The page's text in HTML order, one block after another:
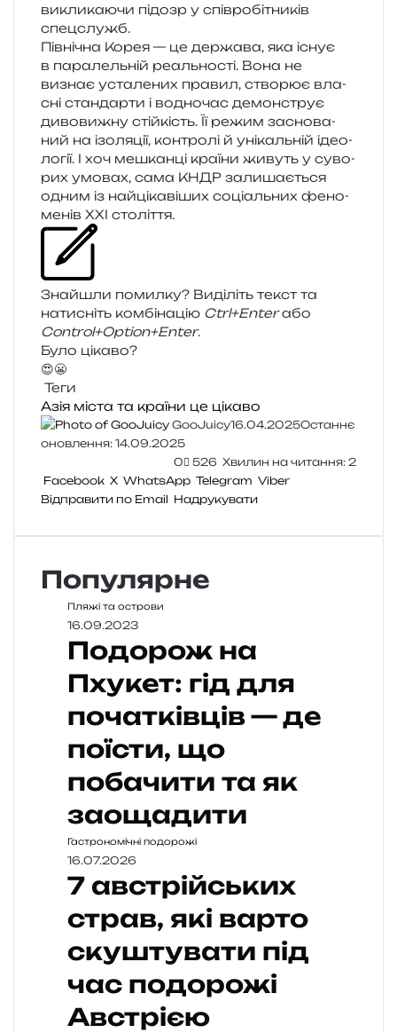
викли­ка­ю­чи підозр у спів­ро­бі­тни­ків
спецслужб.
Північна Корея — це дер­жа­ва, яка існує
в пара­лель­ній реаль­но­сті. Вона не
визнає уста­ле­них пра­вил, ство­рює вла­
сні стан­дар­ти і водно­час демон­струє
диво­ви­жну стій­кість. Її режим засно­ва­
ний на ізо­ля­ції, кон­тро­лі й уні­каль­ній іде­о­
ло­гії. І хоч мешкан­ці кра­ї­ни живуть у суво­
рих умо­вах, сама КНДР зали­ша­є­ться
одним із най­ці­ка­ві­ших соці­аль­них фено­
ме­нів XXI століття.
Знайшли помил­ку? Виділіть текст та
нати­сніть ком­бі­на­цію Ctrl+Enterабо
Control+Option+Enter.
Було цікаво?
😍😬
Теги
Азія міста та країни це цікаво
GooJuicy16.04.2025Останнє
оновлення: 14.09.2025
0
526 Хвилин на читання: 2
Facebook X WhatsApp Telegram Viber
Відправити по Email Надрукувати
Популярне
Пляжі та острови
16.09.2023
Подорож на
Пхукет: гід для
початківців — де
поїсти, що
побачити та як
заощадити
Гастрономічні подорожі
16.07.2026
7 австрійських
страв, які варто
скуштувати під
час подорожі
Австрією